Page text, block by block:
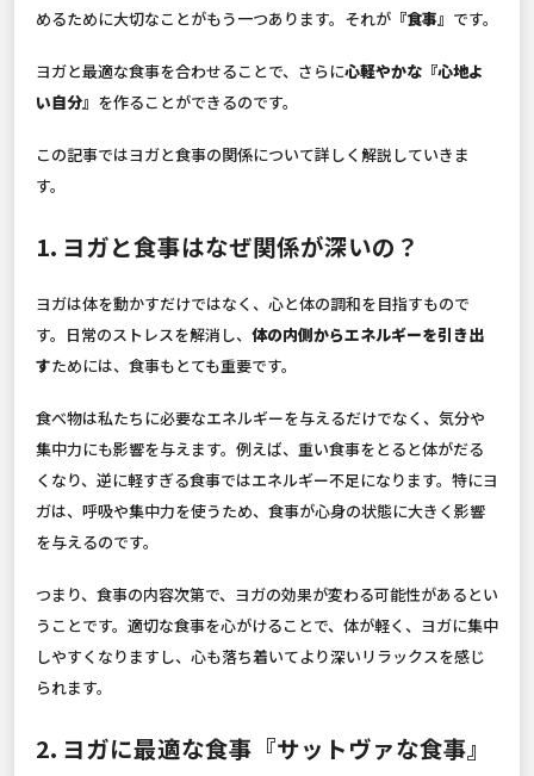
めるために大切なことがもう一つあります。それが 『食事』 です。
ヨガと最適な食事を合わせることで、さらに心軽やかな『心地よ
い自分』 を作ることができるのです。
この記事ではヨガと食事の関係について詳しく解説していきま
す。
1. ヨガと食事はなぜ関係が深いの？
ヨガは体を動かすだけではなく、心と体の調和を目指すもので
す。日常のストレスを解消し、 体の内側からエネルギーを引き出
すためには、食事もとても重要です。
食べ物は私たちに必要なエネルギーを与えるだけでなく、気分や
集中力にも影響を与えます。例えば、重い食事をとると体がだる
くなり、逆に軽すぎる食事ではエネルギー不足になります。特にヨ
ガは、呼吸や集中力を使うため、食事が心身の状態に大きく影響
を与えるのです。
つまり、食事の内容次第で、ヨガの効果が変わる可能性があるとい
うことです。適切な食事を心がけることで、体が軽く、ヨガに集中
しやすくなりますし、心も落ち着いてより深いリラックスを感じ
られます。
2. ヨガに最適な食事『サットヴァな食事』